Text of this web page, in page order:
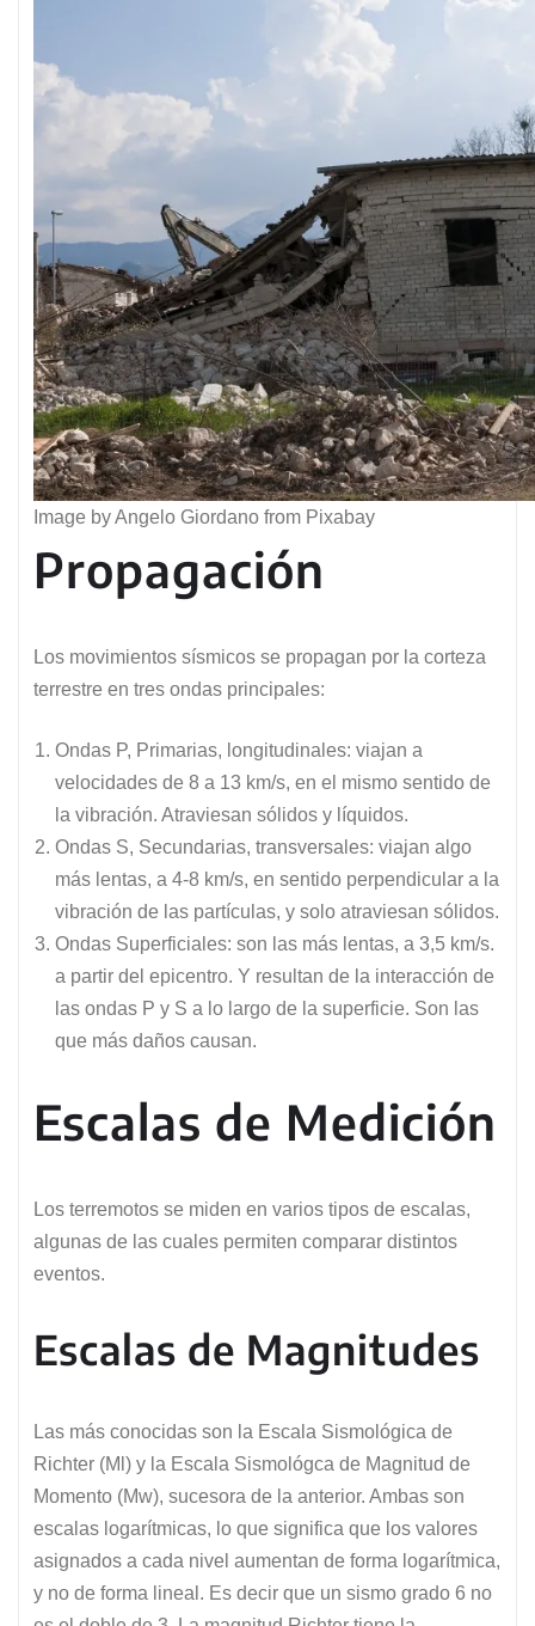
Image by Angelo Giordano from Pixabay
Propagación
Los movimientos sísmicos se propagan por la corteza
terrestre en tres ondas principales:
Ondas P, Primarias, longitudinales: viajan a
velocidades de 8 a 13 km/s, en el mismo sentido de
la vibración. Atraviesan sólidos y líquidos.
Ondas S, Secundarias, transversales: viajan algo
más lentas, a 4-8 km/s, en sentido perpendicular a la
vibración de las partículas, y solo atraviesan sólidos.
Ondas Superficiales: son las más lentas, a 3,5 km/s.
a partir del epicentro. Y resultan de la interacción de
las ondas P y S a lo largo de la superficie. Son las
que más daños causan.
Escalas de Medición
Los terremotos se miden en varios tipos de escalas,
algunas de las cuales permiten comparar distintos
eventos.
Escalas de Magnitudes
Las más conocidas son la Escala Sismológica de
Richter (Ml) y la Escala Sismológca de Magnitud de
Momento (Mw), sucesora de la anterior. Ambas son
escalas logarítmicas, lo que significa que los valores
asignados a cada nivel aumentan de forma logarítmica,
y no de forma lineal. Es decir que un sismo grado 6 no